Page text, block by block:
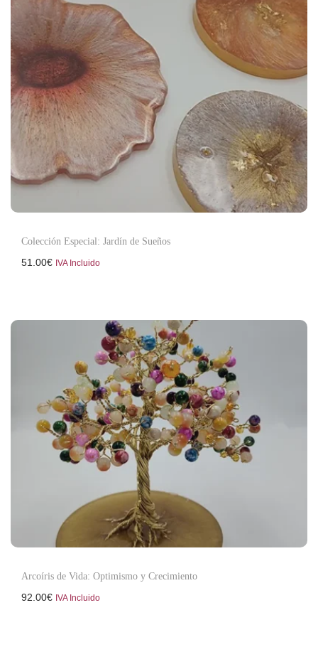
Colección Especial: Jardín de Sueños
51.00€ IVA Incluido
Arcoíris de Vida: Optimismo y Crecimiento
92.00€ IVA Incluido